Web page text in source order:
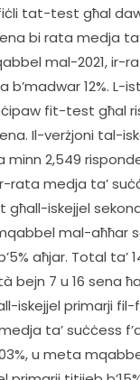
tat-test għal
bi rata medja
mal-2021, ir-
b’madwar 12%. L-
fit-test għal
Il-verżjoni tal-
2,549
rata medja ta’
iskejjel
mal-aħħar
aħjar. Total ta’
bejn 7 u 16 sena
iskejjel primarji fil-
ta’ suċċess
u meta